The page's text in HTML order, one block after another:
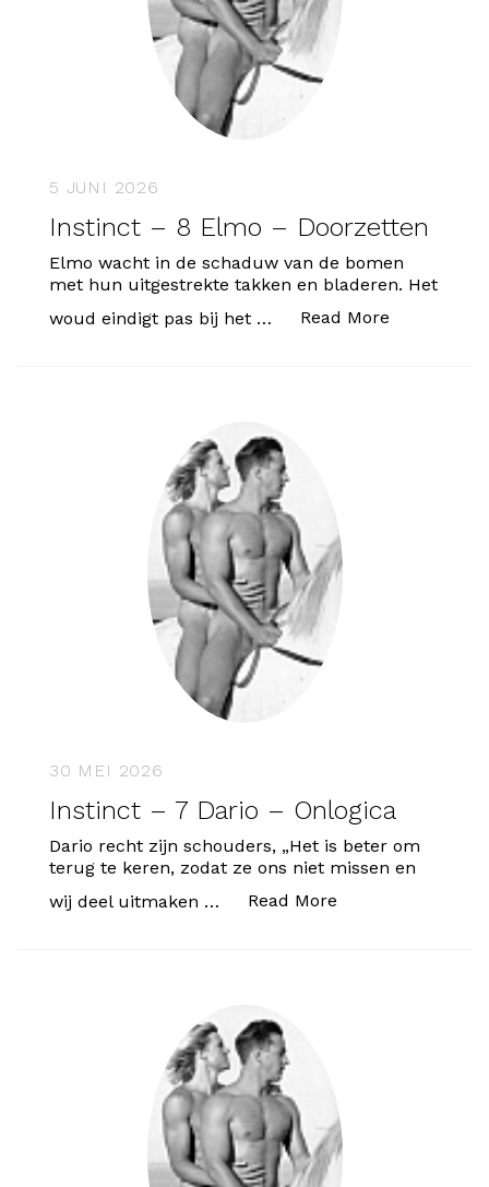
5 JUNI 2026
Instinct – 8 Elmo – Doorzetten
Elmo wacht in de schaduw van de bomen
met hun uitgestrekte takken en bladeren. Het
woud eindigt pas bij het …
Read More
30 MEI 2026
Instinct – 7 Dario – Onlogica
Dario recht zijn schouders, „Het is beter om
terug te keren, zodat ze ons niet missen en
wij deel uitmaken …
Read More